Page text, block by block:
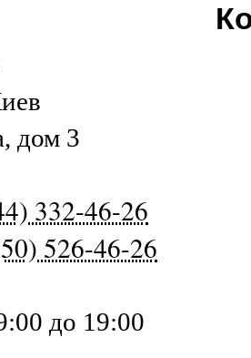
дом 3
332-46-26
526-46-26
до 19:00